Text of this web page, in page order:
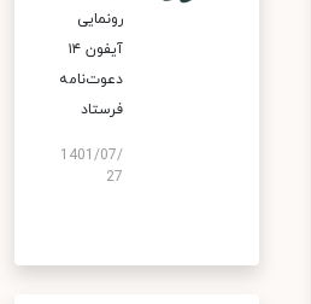
رونمایی
آیفون ۱۴
دعوت‌نامه
فرستاد
1401/07/
27